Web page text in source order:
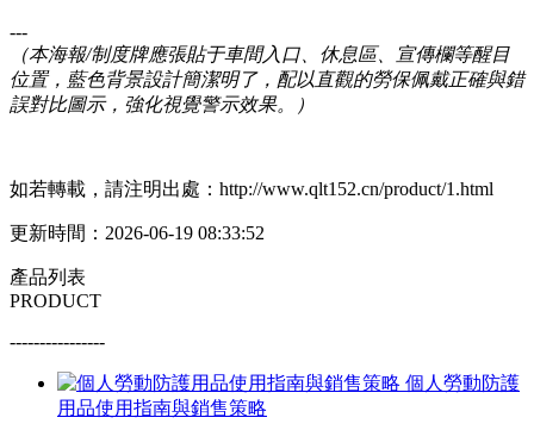
---
（本海報/制度牌應張貼于車間入口、休息區、宣傳欄等醒目
位置，藍色背景設計簡潔明了，配以直觀的勞保佩戴正確與錯
誤對比圖示，強化視覺警示效果。）
如若轉載，請注明出處：http://www.qlt152.cn/product/1.html
更新時間：2026-06-19 08:33:52
產品列表
PRODUCT
----------------
個人勞動防護
用品使用指南與銷售策略